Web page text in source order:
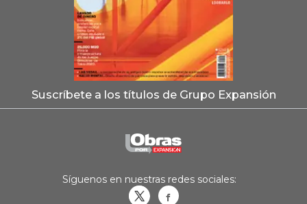
Suscríbete a los títulos de Grupo Expansión
Síguenos en nuestras redes sociales: